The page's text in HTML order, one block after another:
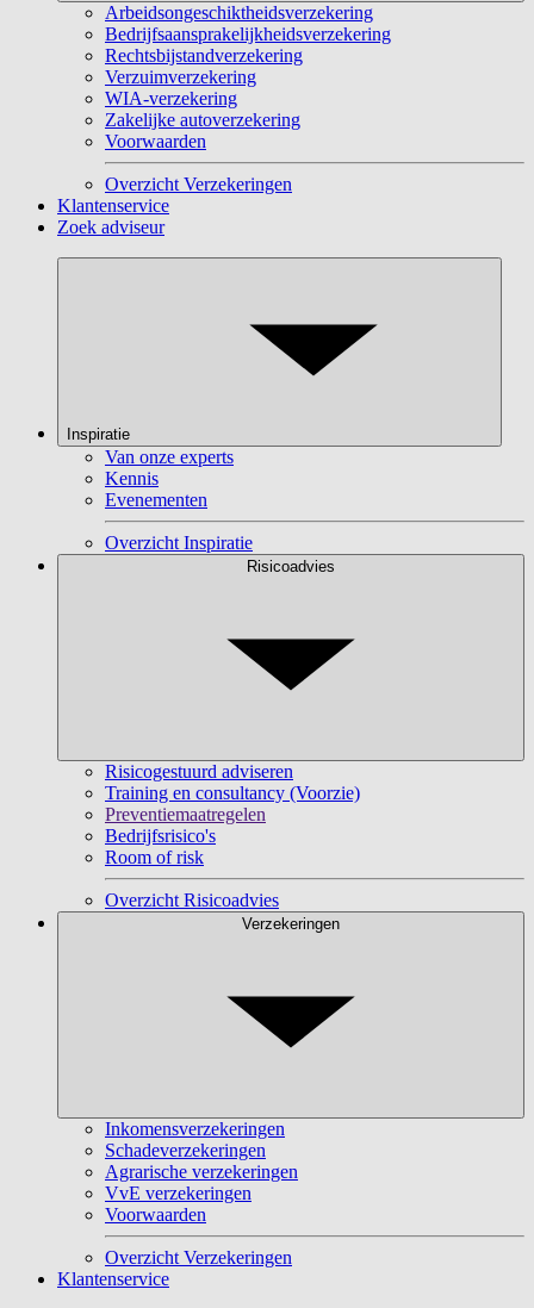
Arbeidsongeschiktheidsverzekering
Bedrijfsaansprakelijkheidsverzekering
Rechtsbijstandverzekering
Verzuimverzekering
WIA-verzekering
Zakelijke autoverzekering
Voorwaarden
Overzicht Verzekeringen
Klantenservice
Zoek adviseur
Inspiratie
Van onze experts
Kennis
Evenementen
Overzicht Inspiratie
Risicoadvies
Risicogestuurd adviseren
Training en consultancy (Voorzie)
Preventiemaatregelen
Bedrijfsrisico's
Room of risk
Overzicht Risicoadvies
Verzekeringen
Inkomensverzekeringen
Schadeverzekeringen
Agrarische verzekeringen
VvE verzekeringen
Voorwaarden
Overzicht Verzekeringen
Klantenservice